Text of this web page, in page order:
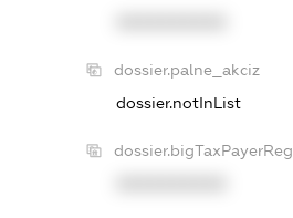
dossier.palne_akciz
dossier.notInList
dossier.bigTaxPayerReg